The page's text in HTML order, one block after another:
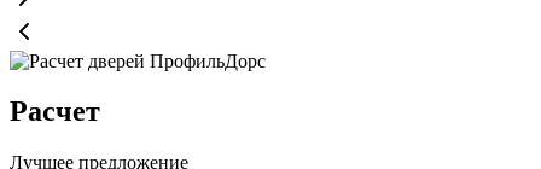
Расчет
Лучшее предложение